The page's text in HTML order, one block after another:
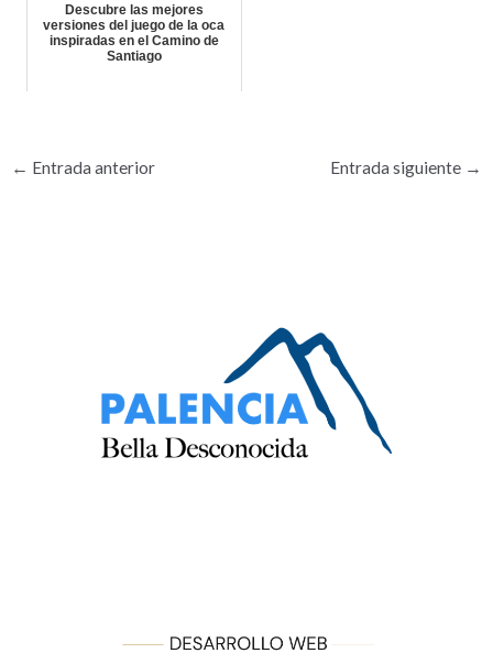
Descubre las mejores
versiones del juego de la oca
inspiradas en el Camino de
Santiago
← Entrada anterior Entrada siguiente →